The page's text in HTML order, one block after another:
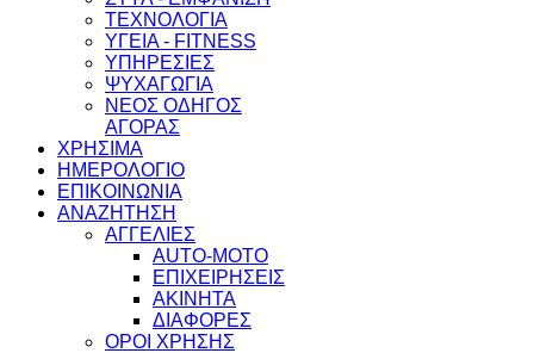
ΤΕΧΝΟΛΟΓΙΑ
ΥΓΕΙΑ - FITNESS
ΥΠΗΡΕΣΙΕΣ
ΨΥΧΑΓΩΓΙΑ
ΝΕΟΣ ΟΔΗΓΟΣ
ΑΓΟΡΑΣ
ΧΡΗΣΙΜΑ
ΗΜΕΡΟΛΟΓΙΟ
ΕΠΙΚΟΙΝΩΝΙΑ
ΑΝΑΖΗΤΗΣΗ
ΑΓΓΕΛΙΕΣ
AUTO-MOTO
ΕΠΙΧΕΙΡΗΣΕΙΣ
ΑΚΙΝΗΤΑ
ΔΙΑΦΟΡΕΣ
ΟΡΟΙ ΧΡΗΣΗΣ